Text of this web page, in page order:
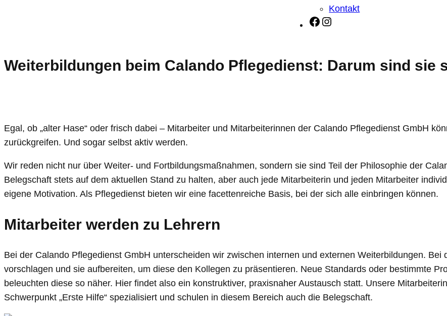
Kontakt
Facebook
Instagram
Weiterbildungen beim Calando Pflegedienst: Darum sind sie
Egal, ob „alter Hase“ oder frisch dabei – Mitarbeiter und Mitarbeiterinnen der Calando Pflegedienst GmbH
zurückgreifen. Und sogar selbst aktiv werden.
Wir reden nicht nur über Weiter- und Fortbildungsmaßnahmen, sondern sie sind Teil der Philosophie der
Belegschaft stets auf dem aktuellen Stand zu halten, aber auch jede Mitarbeiterin und jeden Mitarbeiter
eigene Motivation. Als Pflegedienst bieten wir eine facettenreiche Basis, bei der sich alle einbringen können.
Mitarbeiter werden zu Lehrern
Bei der Calando Pflegedienst GmbH unterscheiden wir zwischen internen und externen Weiterbildungen.
vorschlagen und sie aufbereiten, um diese den Kollegen zu präsentieren. Neue Standards oder bestimmte
beleuchten diese so näher. Hier findet also ein konstruktiver, praxisnaher Austausch statt. Unsere
Schwerpunkt „Erste Hilfe“ spezialisiert und schulen in diesem Bereich auch die Belegschaft.